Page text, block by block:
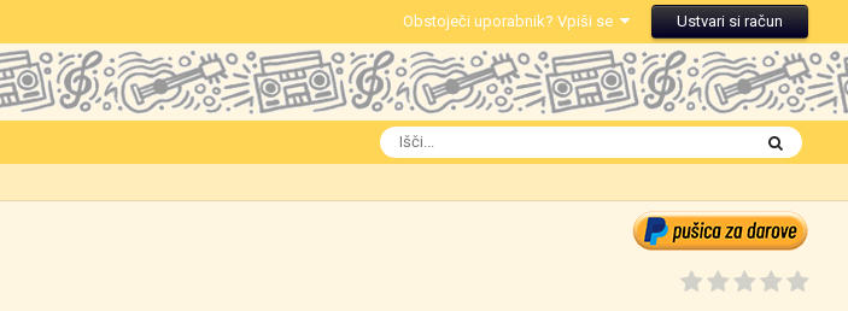
Obstoječi uporabnik? Vpiši se Ustvari si račun